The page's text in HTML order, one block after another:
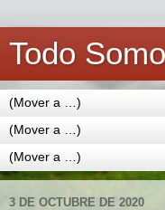
Todo
3 DE OCTUBRE DE 2020